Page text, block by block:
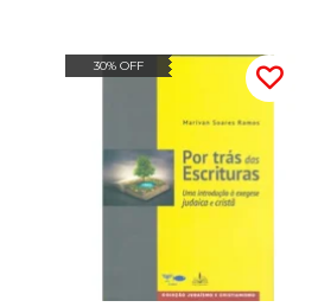
30% OFF